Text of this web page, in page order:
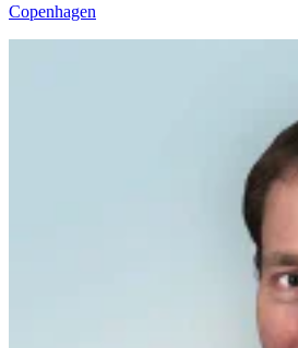
Copenhagen